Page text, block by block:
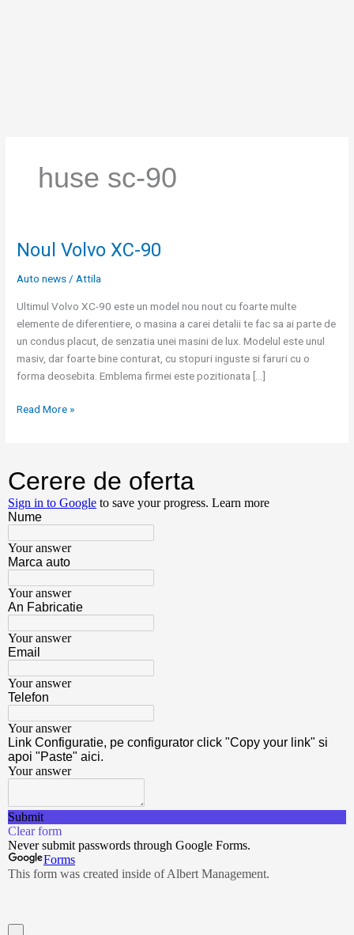
huse sc-90
Noul Volvo XC-90
Auto news / Attila
Ultimul Volvo XC-90 este un model nou nout cu foarte multe
elemente de diferentiere, o masina a carei detalii te fac sa ai parte de
un condus placut, de senzatia unei masini de lux. Modelul este unul
masiv, dar foarte bine conturat, cu stopuri inguste si faruri cu o
forma deosebita. Emblema firmei este pozitionata […]
Noul
XC-
Read More »